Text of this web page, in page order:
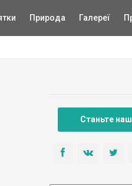
Природа Галереї
Станьте